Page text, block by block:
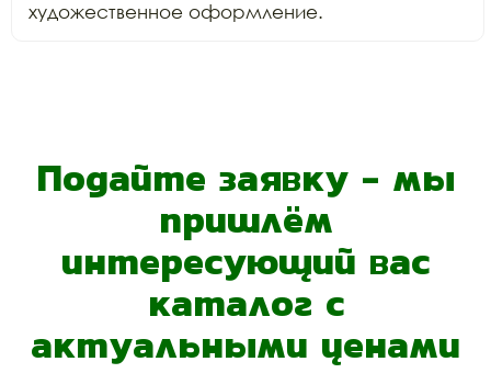
Подайте заявку - мы
пришлём
интересующий вас
каталог с
актуальными ценами